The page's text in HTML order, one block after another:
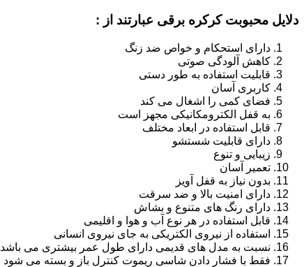
دلایل محبوبت کرکره برقی عبارتند از :
دارای استحکام و خواص ضد زنگ
کاهش آلودگی صوتی
قابلیت استفاده به طور دستی
کاربری آسان
فضای کمی را اشغال می کند
به قفل الکترومکانیکی مجهز است
قابل استفاده در ابعاد مختلف
دارای قابلیت شستشو
زیبایی و تنوع
تعمیر آسان
بدون نیاز به قفل آویز
دارای امنیت بالا و ضد سرقت
دارای رنگ های متنوع و بشاش
قابل استفاده در هر نوع آب و هوا و اقلیمی
استفاده از نیروی الکتریکی به جای نیروی انسانی
نسبت به مدل های قدیمی دارای طول عمر بیشتری می باشد
فقط با فشار دادن شاسی ریموت کنترل باز و بسته می شود